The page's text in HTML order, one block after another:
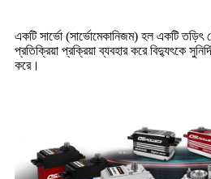
একটি সার্ভো (সার্ভোমেকানিজম) হল একটি তড়িৎ
প্রতিক্রিয়া প্রক্রিয়া ব্যবহার করে বিদ্যুৎকে
করে।